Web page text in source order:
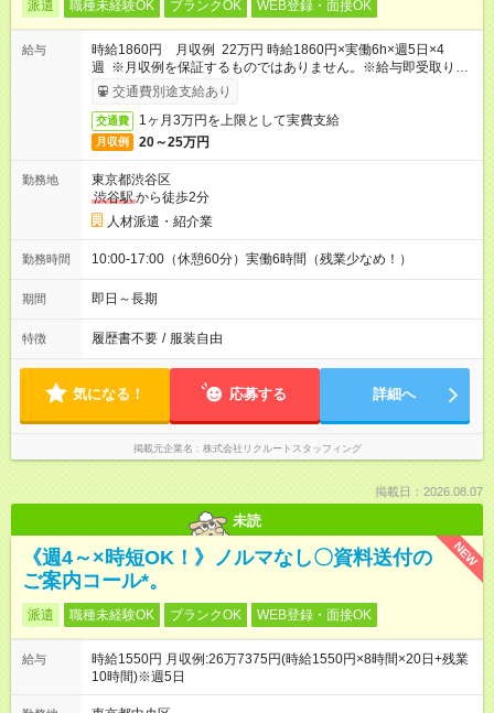
派遣 職種未経験OK ブランクOK WEB登録・面接OK
給与
時給1860円 月収例 22万円 時給1860円×実働6h×週5日×4
週 ※月収例を保証するものではありません。※給与即受取りサ
ービス利用可（利用条件有）
交通費別途支給あり
交通費 1ヶ月3万円を上限として実費支給
月収例 20～25万円
勤務地
東京都渋谷区
渋谷駅から徒歩2分
人材派遣・紹介業
勤務時間 10:00-17:00（休憩60分）実働6時間（残業少なめ！）
期間 即日～長期
特徴 履歴書不要 / 服装自由
気になる！ 応募する 詳細へ
掲載元企業名 株式会社リクルートスタッフィング
掲載日：2026.08.07
未読
NEW
《週4～×時短OK！》ノルマなし〇資料送付の
ご案内コール*。
派遣 職種未経験OK ブランクOK WEB登録・面接OK
給与
時給1550円 月収例:26万7375円(時給1550円×8時間×20日+残業
10時間)※週5日